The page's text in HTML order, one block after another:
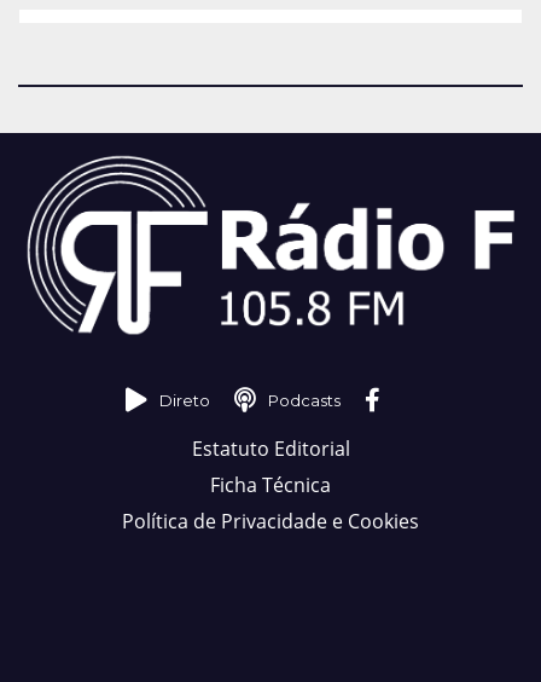
Direto Podcasts
Estatuto Editorial
Ficha Técnica
Política de Privacidade e Cookies